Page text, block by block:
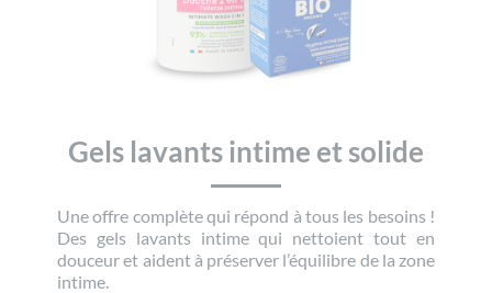
Gels lavants intime et solide
Une offre complète qui répond à tous les besoins !
Des gels lavants intime qui nettoient tout en
douceur et aident à préserver l’équilibre de la zone
intime.